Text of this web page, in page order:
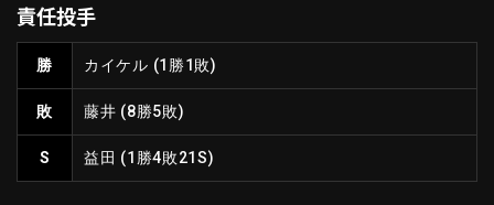
ファーム東地区
ファーム中地区
ファーム西地区
交流戦
北海道日本ハムファイターズ
東北楽天ゴールデンイーグルス
埼玉西武ライオンズ
千葉ロッテマリーンズ
オリックス・バファローズ
ニュース
設定
責任投手
勝 カイケル (1勝1敗)
敗 藤井 (8勝5敗)
S 益田 (1勝4敗21S)